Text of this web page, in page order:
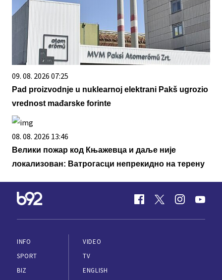
09. 08. 2026 07:25
Pad proizvodnje u nuklearnoj elektrani Pakš ugrozio
vrednost mađarske forinte
08. 08. 2026 13:46
Велики пожар код Књажевца и даље није
локализован: Ватрогасци непрекидно на терену
INFO
SPORT
BIZ
VIDEO
TV
ENGLISH